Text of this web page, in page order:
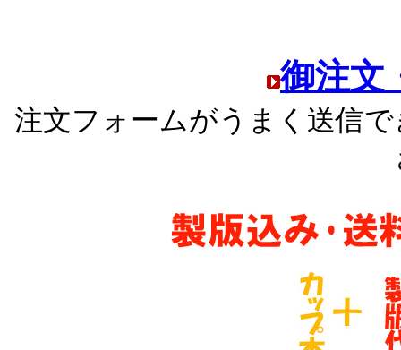
御注
注文フォームがうまく送信